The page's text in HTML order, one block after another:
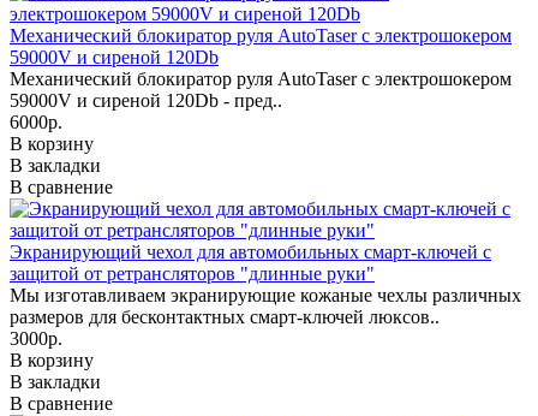
Механический блокиратор руля AutoTaser с электрошокером
59000V и сиреной 120Db
Механический блокиратор руля AutoTaser с электрошокером
59000V и сиреной 120Db - пред..
6000р.
В корзину
В закладки
В сравнение
Экранирующий чехол для автомобильных смарт-ключей с
защитой от ретрансляторов "длинные руки"
Мы изготавливаем экранирующие кожаные чехлы различных
размеров для бесконтактных смарт-ключей люксов..
3000р.
В корзину
В закладки
В сравнение